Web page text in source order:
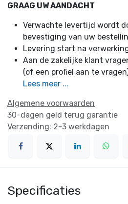
GRAAG UW AANDACHT
Verwachte levertijd wordt
bevestiging van uw
Levering start na
Aan de zakelijke klant
(of een profiel aan te
Lees meer ...
Algemene voorwaarden
30-dagen geld terug garantie
Verzending: 2-3 werkdagen
Specificaties